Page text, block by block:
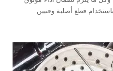
قطع أصلية وفنيين